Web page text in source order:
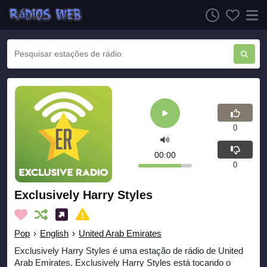
Exclusively Harry Styles
Pop › English › United Arab Emirates
Exclusively Harry Styles é uma estação de rádio de United
Arab Emirates. Exclusively Harry Styles está tocando o
00:00
0
0